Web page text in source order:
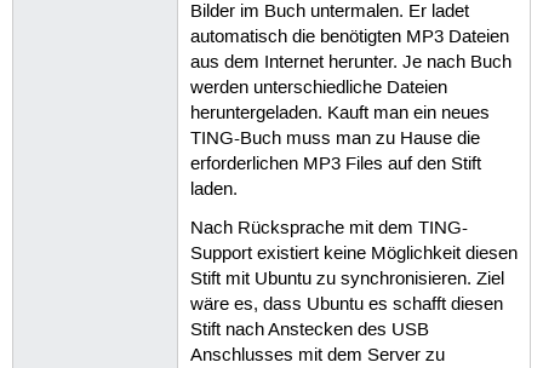
Bilder im Buch untermalen. Er ladet
automatisch die benötigten MP3 Dateien
aus dem Internet herunter. Je nach Buch
werden unterschiedliche Dateien
heruntergeladen. Kauft man ein neues
TING-Buch muss man zu Hause die
erforderlichen MP3 Files auf den Stift
laden.
Nach Rücksprache mit dem TING-
Support existiert keine Möglichkeit diesen
Stift mit Ubuntu zu synchronisieren. Ziel
wäre es, dass Ubuntu es schafft diesen
Stift nach Anstecken des USB
Anschlusses mit dem Server zu